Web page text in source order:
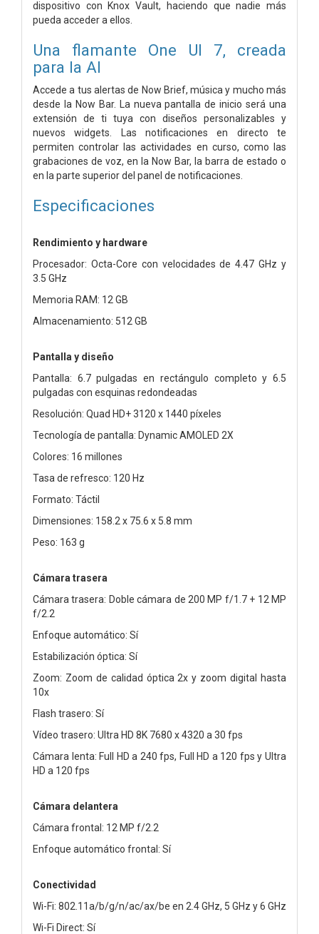
dispositivo con Knox Vault, haciendo que nadie más
pueda acceder a ellos.
Una flamante One UI 7, creada
para la AI
Accede a tus alertas de Now Brief, música y mucho más
desde la Now Bar. La nueva pantalla de inicio será una
extensión de ti tuya con diseños personalizables y
nuevos widgets. Las notificaciones en directo te
permiten controlar las actividades en curso, como las
grabaciones de voz, en la Now Bar, la barra de estado o
en la parte superior del panel de notificaciones.
Especificaciones
Rendimiento y hardware
Procesador: Octa-Core con velocidades de 4.47 GHz y
3.5 GHz
Memoria RAM: 12 GB
Almacenamiento: 512 GB
Pantalla y diseño
Pantalla: 6.7 pulgadas en rectángulo completo y 6.5
pulgadas con esquinas redondeadas
Resolución: Quad HD+ 3120 x 1440 píxeles
Tecnología de pantalla: Dynamic AMOLED 2X
Colores: 16 millones
Tasa de refresco: 120 Hz
Formato: Táctil
Dimensiones: 158.2 x 75.6 x 5.8 mm
Peso: 163 g
Cámara trasera
Cámara trasera: Doble cámara de 200 MP f/1.7 + 12 MP
f/2.2
Enfoque automático: Sí
Estabilización óptica: Sí
Zoom: Zoom de calidad óptica 2x y zoom digital hasta
10x
Flash trasero: Sí
Vídeo trasero: Ultra HD 8K 7680 x 4320 a 30 fps
Cámara lenta: Full HD a 240 fps, Full HD a 120 fps y Ultra
HD a 120 fps
Cámara delantera
Cámara frontal: 12 MP f/2.2
Enfoque automático frontal: Sí
Conectividad
Wi-Fi: 802.11a/b/g/n/ac/ax/be en 2.4 GHz, 5 GHz y 6 GHz
Wi-Fi Direct: Sí